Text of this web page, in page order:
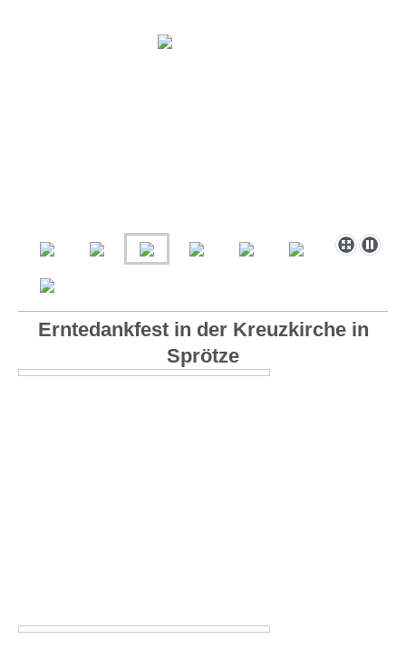
Erntedankfest in der Kreuzkirche in
Sprötze